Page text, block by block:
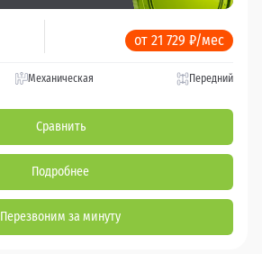
от 21 729 ₽/мес
Механическая Передний
Сравнить
Подробнее
Перезвоним за минуту